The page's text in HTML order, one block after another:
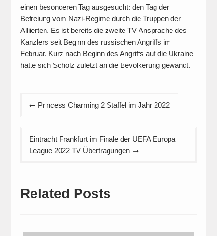
einen besonderen Tag ausgesucht: den Tag der
Befreiung vom Nazi-Regime durch die Truppen der
Alliierten. Es ist bereits die zweite TV-Ansprache des
Kanzlers seit Beginn des russischen Angriffs im
Februar. Kurz nach Beginn des Angriffs auf die Ukraine
hatte sich Scholz zuletzt an die Bevölkerung gewandt.
Beitragsnavigation
Princess Charming 2 Staffel im Jahr 2022
Eintracht Frankfurt im Finale der UEFA Europa
League 2022 TV Übertragungen
Related Posts